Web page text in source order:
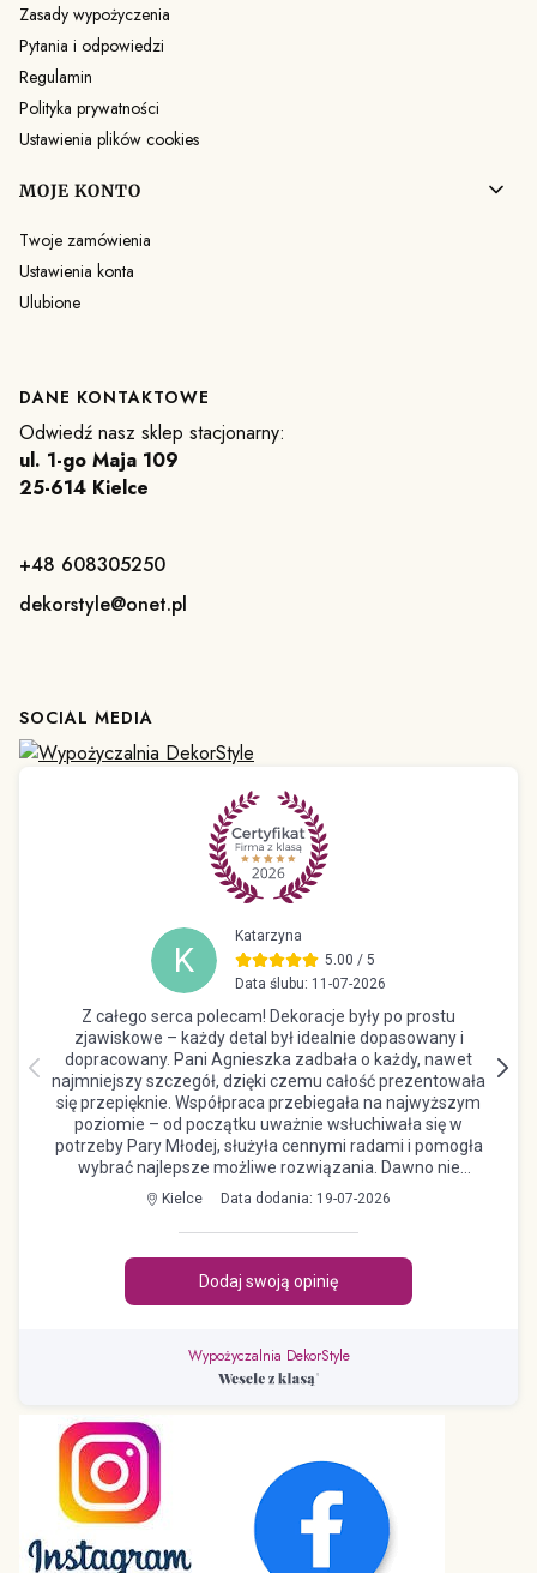
Zasady wypożyczenia
Pytania i odpowiedzi
Regulamin
Polityka prywatności
Ustawienia plików cookies
MOJE KONTO
Twoje zamówienia
Ustawienia konta
Ulubione
DANE KONTAKTOWE
Odwiedź nasz sklep stacjonarny:
ul. 1-go Maja 109
25-614 Kielce
+48 608305250
dekorstyle@onet.pl
SOCIAL MEDIA
Wypożyczalnia DekorStyle